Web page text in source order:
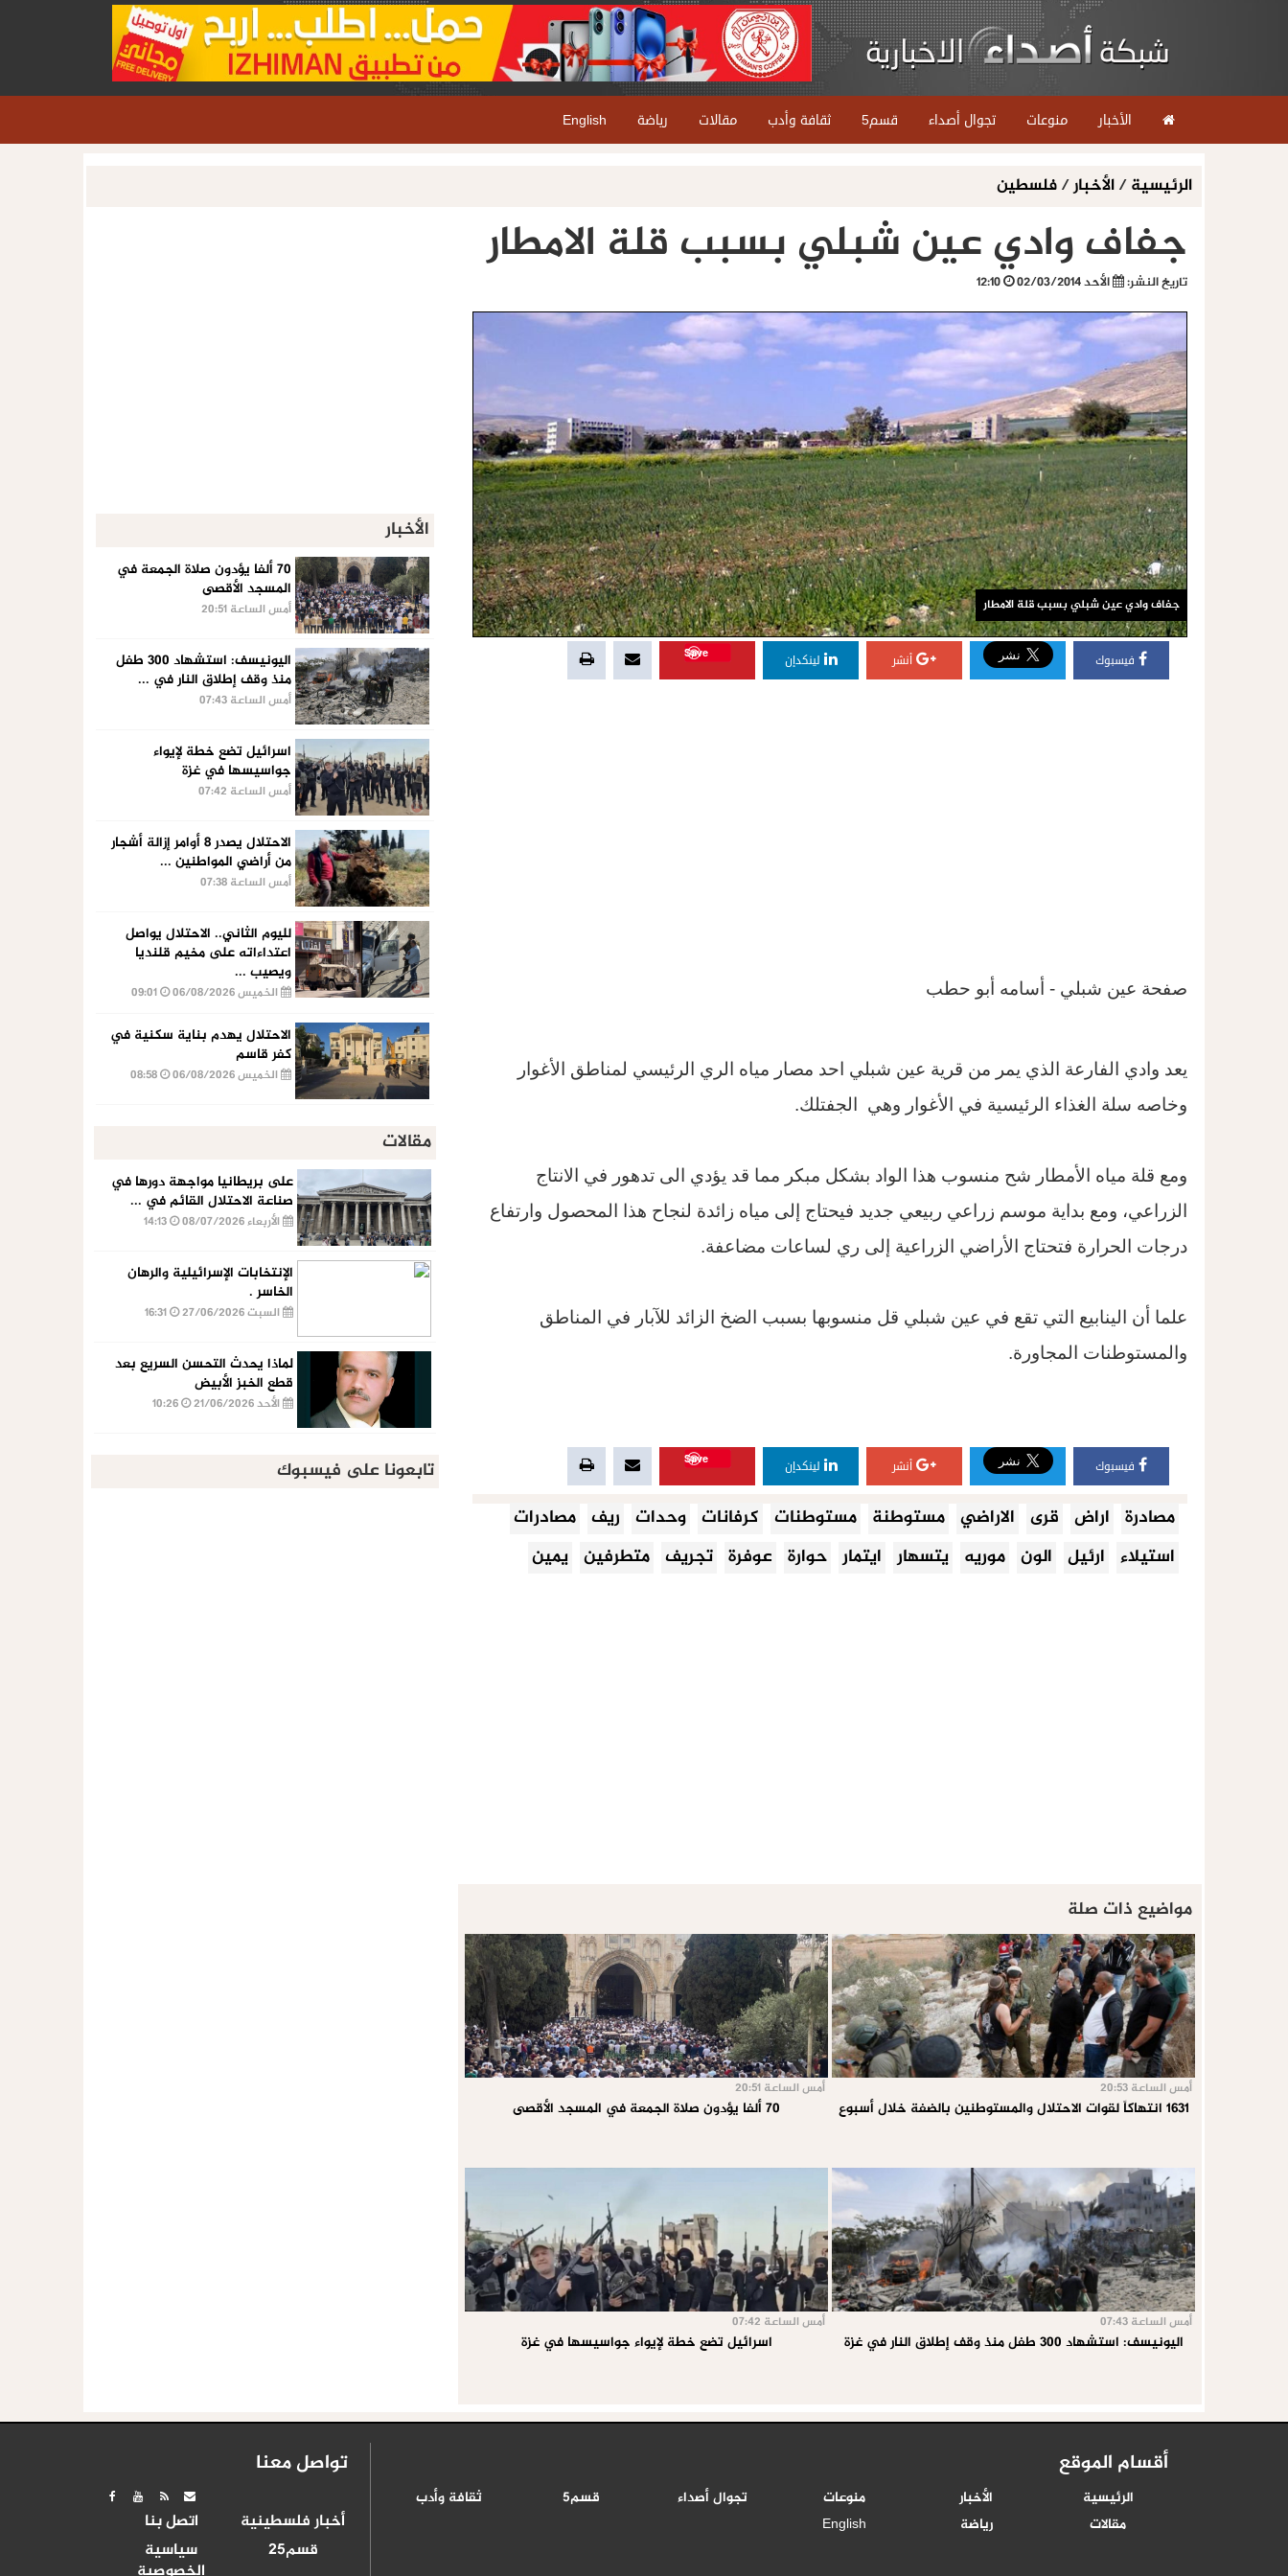
الأخبار منوعات تجوال أصداء قسم5 ثقافة وأدب مقالات رياضة English
الرئيسية/الأخبار/فلسطين
جفاف وادي عين شبلي بسبب قلة الامطار
تاريخ النشر: الأحد 02/03/2014
جفاف وادي عين شبلي بسبب قلة الامطار
فيسبوك أنشر لينكدإن
Save
صفحة عين شبلي - أسامه أبو حطب
يعد وادي الفارعة الذي يمر من قرية عين شبلي احد مصار مياه الري الرئيسي لمناطق الأغوار
وخاصه سلة الغذاء الرئيسية في الأغوار وهي الجفتلك.
ومع قلة مياه الأمطار شح منسوب هذا الواد بشكل مبكر مما قد يؤدي الى تدهور في الانتاج
الزراعي، ومع بداية موسم زراعي ربيعي جديد فيحتاج إلى مياه زائدة لنجاح هذا المحصول وارتفاع
درجات الحرارة فتحتاج الأراضي الزراعية إلى ري لساعات مضاعفة.
علما أن الينابيع التي تقع في عين شبلي قل منسوبها بسبب الضخ الزائد للآبار في المناطق
والمستوطنات المجاورة.
فيسبوك أنشر لينكدإن
Save
مصادرة اراض قرى الاراضي مستوطنة مستوطنات كرفانات وحدات ريف مصادرات
استيلاء ارئيل الون موريه يتسهار ايتمار حوارة عوفرة تجريف متطرفين يمين
مواضيع ذات صلة
أمس الساعة 20:53
1631 انتهاكاً لقوات الاحتلال والمستوطنين بالضفة خلال أسبوع
أمس الساعة 20:51
70 ألفا يؤدون صلاة الجمعة في المسجد الأقصى
أمس الساعة 07:43
اليونيسف: استشهاد 300 طفل منذ وقف إطلاق النار في غزة
أمس الساعة 07:42
اسرائيل تضع خطة لإيواء جواسيسها في غزة
الأخبار
70 ألفا يؤدون صلاة الجمعة في
المسجد الأقصى
أمس الساعة 20:51
اليونيسف: استشهاد 300 طفل
منذ وقف إطلاق النار في ...
أمس الساعة 07:43
اسرائيل تضع خطة لإيواء
جواسيسها في غزة
أمس الساعة 07:42
الاحتلال يصدر 8 أوامر إزالة أشجار
من أراضي المواطنين ...
أمس الساعة 07:38
لليوم الثاني.. الاحتلال يواصل
اعتداءاته على مخيم قلنديا
ويصيب ...
الخميس 06/08/2026
الاحتلال يهدم بناية سكنية في
كفر قاسم
الخميس 06/08/2026
مقالات
على بريطانيا مواجهة دورها في
صناعة الاحتلال القائم في ...
الأربعاء 08/07/2026
الإنتخابات الإسرائيلية والرهان
الخاسر .
السبت 27/06/2026
لماذا يحدث التحسن السريع بعد
قطع الخبز الأبيض
الأحد 21/06/2026
تابعونا على فيسبوك
أقسام الموقع
الرئيسية الأخبار منوعات تجوال أصداء قسم5
ثقافة وأدب
مقالات
رياضة English
تواصل معنا
أخبار فلسطينية
اتصل بنا
قسم25
سياسية